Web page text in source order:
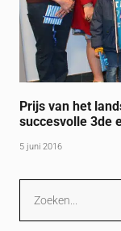
Prijs van het
succesvolle 3de
5 juni 2016